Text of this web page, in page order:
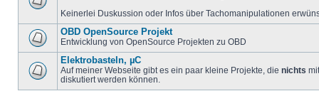
Keinerlei Duskussion oder Infos über Tachomanipulationen
OBD OpenSource Projekt
Entwicklung von OpenSource Projekten zu OBD
Elektrobasteln, µC
Auf meiner Webseite gibt es ein paar kleine Projekte, die nichts
diskutiert werden können.